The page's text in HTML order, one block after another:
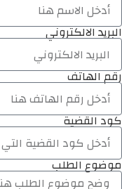
البريد الالكتروني
رقم الهاتف
كود القضية
موضوع الطلب